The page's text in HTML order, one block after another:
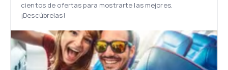
cientos de ofertas para mostrarte las mejores.
¡Descúbrelas!